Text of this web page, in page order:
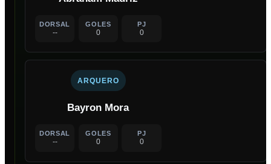
DORSAL
--
GOLES
0
PJ
0
ARQUERO
Bayron Mora
DORSAL
--
GOLES
0
PJ
0